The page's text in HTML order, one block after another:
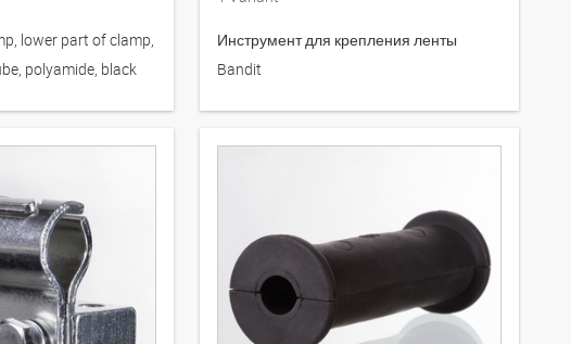
lower part of clamp,
polyamide, black
Инструмент для крепления ленты
Bandit